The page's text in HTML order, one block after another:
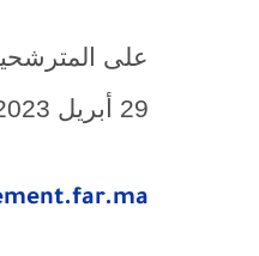
على
29 ‫أبريل 2023 على الرابطين الإلكترونين التاليين: